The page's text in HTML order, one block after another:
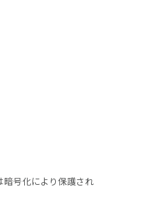
暗号化により保護され